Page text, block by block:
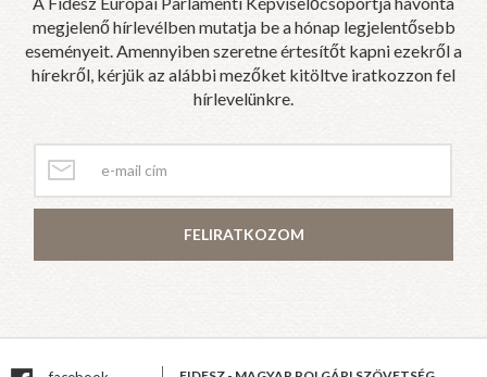
megjelenő hírlevélben mutatja be a hónap legjelentősebb
eseményeit. Amennyiben szeretne értesítőt kapni ezekről a
hírekről, kérjük az alábbi mezőket kitöltve iratkozzon fel
hírlevelünkre.
FELIRATKOZOM